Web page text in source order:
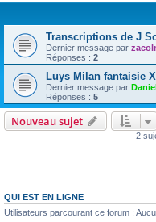
Transcriptions de J
Dernier message par
Réponses : 2
Luys Milan fantaisie XI
Dernier message par
Réponses : 5
Nouveau sujet
2
QUI EST EN LIGNE
Utilisateurs parcourant ce forum :